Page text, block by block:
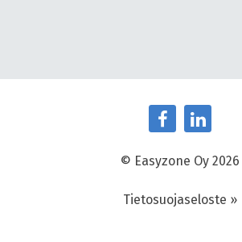
© Easyzone Oy 2026
Tietosuojaseloste »